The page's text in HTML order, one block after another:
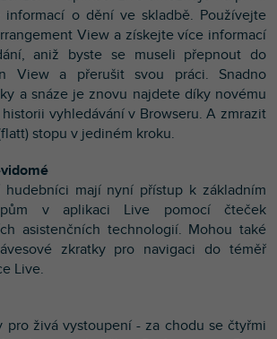
o dění ve skladbě. Používejte
View a získejte více informací
aniž byste se museli přepnout do
View a přerušit svou práci. Snadno
a snáze je znovu najdete díky novému
vyhledávání v Browseru. A zmrazit
stopu v jediném kroku.
hudebníci mají nyní přístup k základním
v aplikaci Live pomocí čteček
asistenčních technologií. Mohou také
zkratky pro navigaci do téměř
Live.
pro živá vystoupení - za chodu se čtyřmi